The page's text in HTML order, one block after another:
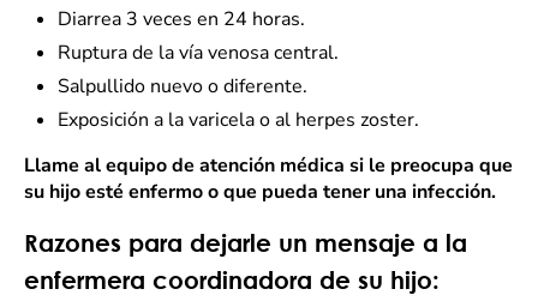
Diarrea 3 veces en 24 horas.
Ruptura de la vía venosa central.
Salpullido nuevo o diferente.
Exposición a la varicela o al herpes zoster.
Llame al equipo de atención médica si le preocupa que
su hijo esté enfermo o que pueda tener una infección.
Razones para dejarle un mensaje a la
enfermera coordinadora de su hijo: